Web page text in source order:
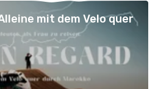
mit dem Velo quer